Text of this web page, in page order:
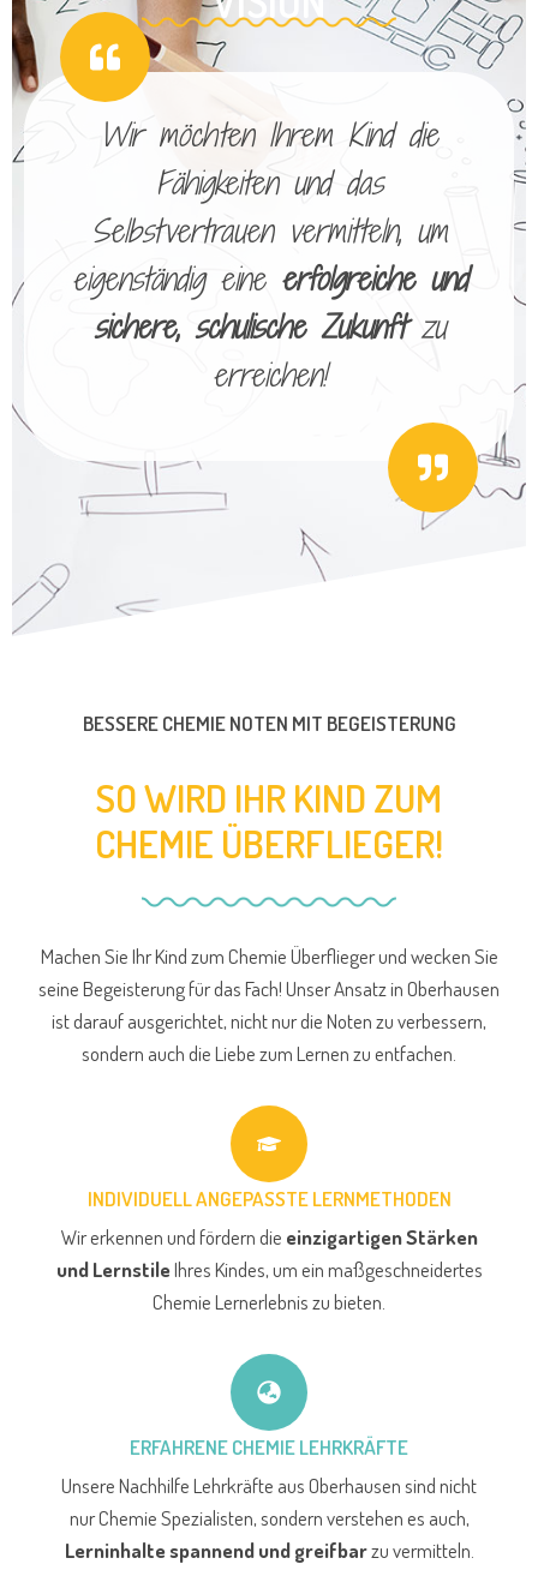
Wir möchten Ihrem Kind die
Fähigkeiten und das
Selbstvertrauen vermitteln, um
eigenständig eine erfolgreiche und
sichere, schulische Zukunftzu
erreichen!
BESSERE CHEMIE NOTEN MIT BEGEISTERUNG
SO WIRD IHR KIND ZUM
CHEMIE ÜBERFLIEGER!
Machen Sie Ihr Kind zum Chemie Überflieger und wecken Sie
seine Begeisterung für das Fach! Unser Ansatz in Oberhausen
ist darauf ausgerichtet, nicht nur die Noten zu verbessern,
sondern auch die Liebe zum Lernen zu entfachen.
INDIVIDUELL ANGEPASSTE LERNMETHODEN
Wir erkennen und fördern die einzigartigen Stärken
und LernstileIhres Kindes, um ein maßgeschneidertes
Chemie Lernerlebnis zu bieten.
ERFAHRENE CHEMIE LEHRKRÄFTE
Unsere Nachhilfe Lehrkräfte aus Oberhausen sind nicht
nur Chemie Spezialisten, sondern verstehen es auch,
Lerninhalte spannend und greifbarzu vermitteln.